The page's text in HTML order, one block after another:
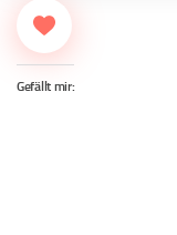
Gefällt mir: